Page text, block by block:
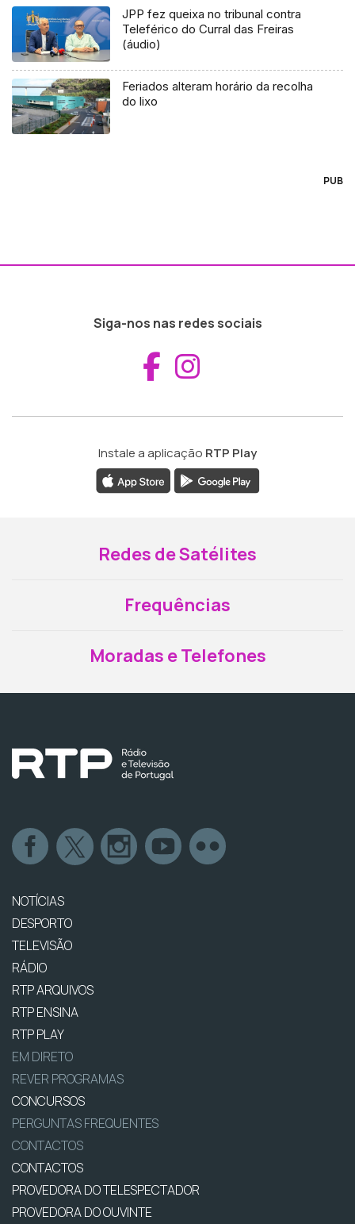
JPP fez queixa no tribunal contra
Teleférico do Curral das Freiras
(áudio)
Feriados alteram horário da recolha
do lixo
PUB
Siga-nos nas redes sociais
Aceder ao
Instale a aplicação RTP Play
Redes de Satélites
Frequências
Moradas e Telefones
NOTÍCIAS
DESPORTO
TELEVISÃO
RÁDIO
RTP ARQUIVOS
RTP ENSINA
RTP PLAY
EM DIRETO
REVER PROGRAMAS
CONCURSOS
PERGUNTAS FREQUENTES
CONTACTOS
CONTACTOS
PROVEDORA DO TELESPECTADOR
PROVEDORA DO OUVINTE